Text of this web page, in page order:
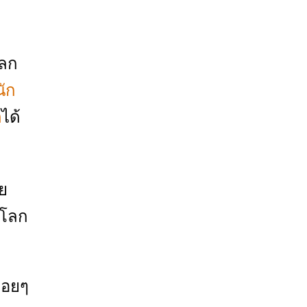
ก
ก
ได้
ลก
ยๆ